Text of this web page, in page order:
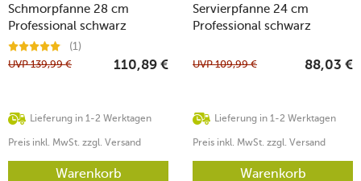
Schmorpfanne 28 cm
Professional schwarz
(1)
Lieferung in 1-2 Werktagen
UVP139,99 € 110,89 €
Preis inkl. MwSt. zzgl. Versand
Warenkorb
Servierpfanne 24 cm
Professional schwarz
Lieferung in 1-2 Werktagen
UVP109,99 € 88,03 €
Preis inkl. MwSt. zzgl. Versand
Warenkorb